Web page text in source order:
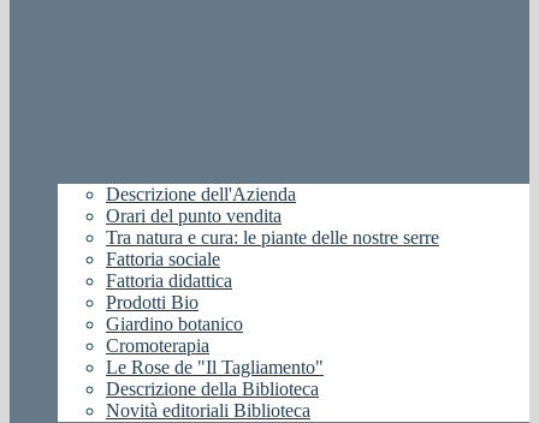
Descrizione dell'Azienda
Orari del punto vendita
Tra natura e cura: le piante delle nostre serre
Fattoria sociale
Fattoria didattica
Prodotti Bio
Giardino botanico
Cromoterapia
Le Rose de "Il Tagliamento"
Descrizione della Biblioteca
Novità editoriali Biblioteca